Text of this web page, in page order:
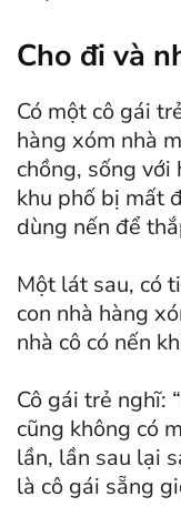
Cho đi và
Có một cô gái
hàng xóm nhà
chồng, sống với
khu phố bị mất
dùng nến để
Một lát sau, có
con nhà hàng
nhà cô có nến
Cô gái trẻ nghĩ:
cũng không có
lần, lần sau lại
là cô gái sẵng